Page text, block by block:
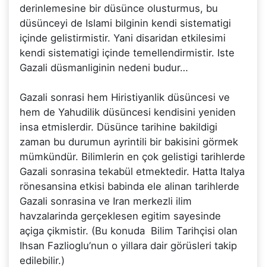
derinlemesine bir düsünce olusturmus, bu
düsünceyi de Islami bilginin kendi sistematigi
içinde gelistirmistir. Yani disaridan etkilesimi
kendi sistematigi içinde temellendirmistir. Iste
Gazali düsmanliginin nedeni budur…
Gazali sonrasi hem Hiristiyanlik düsüncesi ve
hem de Yahudilik düsüncesi kendisini yeniden
insa etmislerdir. Düsünce tarihine bakildigi
zaman bu durumun ayrintili bir bakisini görmek
mümkündür. Bilimlerin en çok gelistigi tarihlerde
Gazali sonrasina tekabül etmektedir. Hatta Italya
rönesansina etkisi babinda ele alinan tarihlerde
Gazali sonrasina ve Iran merkezli ilim
havzalarinda gerçeklesen egitim sayesinde
açiga çikmistir. (Bu konuda Bilim Tarihçisi olan
Ihsan Fazlioglu’nun o yillara dair görüsleri takip
edilebilir.)